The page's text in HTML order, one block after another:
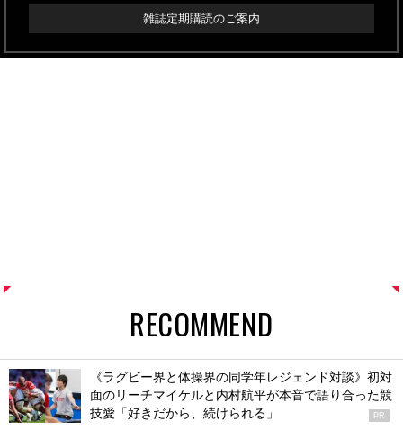
雑誌定期購読のご案内
RECOMMEND
《ラグビー界と体操界の同学年レジェンド対談》初対
面のリーチマイケルと内村航平が本音で語り合った競
技愛「好きだから、続けられる」
PR